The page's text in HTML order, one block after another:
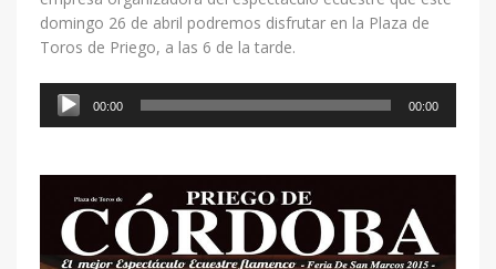
domingo 26 de abril podremos disfrutar en la Plaza de
Toros de Priego, a las 6 de la tarde.
Reproductor
00:00 00:00